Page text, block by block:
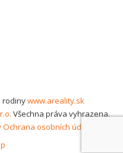
rodinywww.areality.sk
Všechna práva vyhrazena.
Ochrana osobních údajů